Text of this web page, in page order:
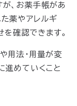
、お薬手帳があ
薬やアレルギ
を確認できます。
用法・用量が変
進めていくこと